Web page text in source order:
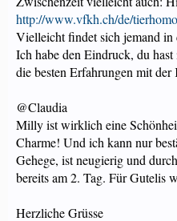
http://www.vfkh.ch/de/
Vielleicht findet sich jemand in
Ich habe den Eindruck, du
die besten Erfahrungen mit
@Claudia
Milly ist wirklich eine
Charme! Und ich kann nur
Gehege, ist neugierig und
bereits am 2. Tag. Für Gutelis
Herzliche Grüsse